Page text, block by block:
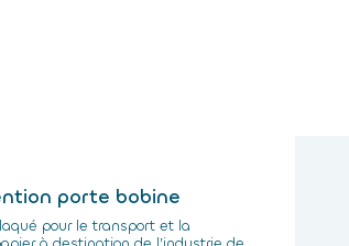
porte bobine
pour le transport et la